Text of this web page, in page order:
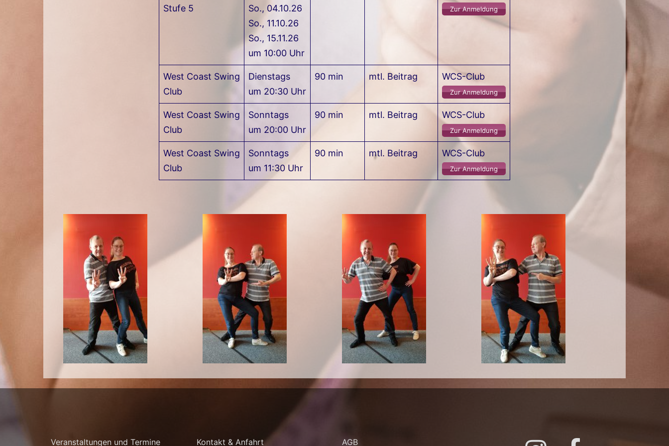
Im ersten Kurs zeigen wir Ihnen die Grundlagen dieses Tanzes: Sie erlernen die wichtigsten Schritte und immer wiederkehrende
Schrittelemente, das Prinzip des Führens und Folgens und die ersten Variationsmöglichkeiten. Inhalte unseres Kurses sind
vorrangig der "Left Side Pass" und der "Underarm Pass". In den Folgekursen bauen wir mit neuen Elementen auf die Kenntnisse
Stufe 5
So., 04.10.26
So., 11.10.26
So., 15.11.26
um 10:00 Uhr
Zur Anmeldung
West Coast Swing
Club
Dienstags
um 20:30 Uhr
90 min mtl. Beitrag WCS-Club
Zur Anmeldung
West Coast Swing
Club
Sonntags
um 20:00 Uhr
90 min mtl. Beitrag WCS-Club
Zur Anmeldung
West Coast Swing
Club
Sonntags
um 11:30 Uhr
90 min mtl. Beitrag WCS-Club
Zur Anmeldung
Veranstaltungen und Termine Kontakt & Anfahrt AGB Instagram